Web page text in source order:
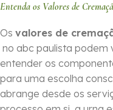
Entenda os Valores de
Os valores de
no abc paulista podem
entender os
para uma escolha
abrange desde os